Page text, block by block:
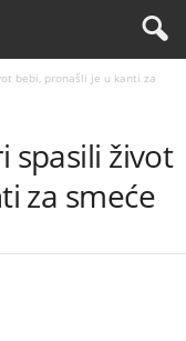
bebi, pronašli je u kanti za
spasili život
za smeće